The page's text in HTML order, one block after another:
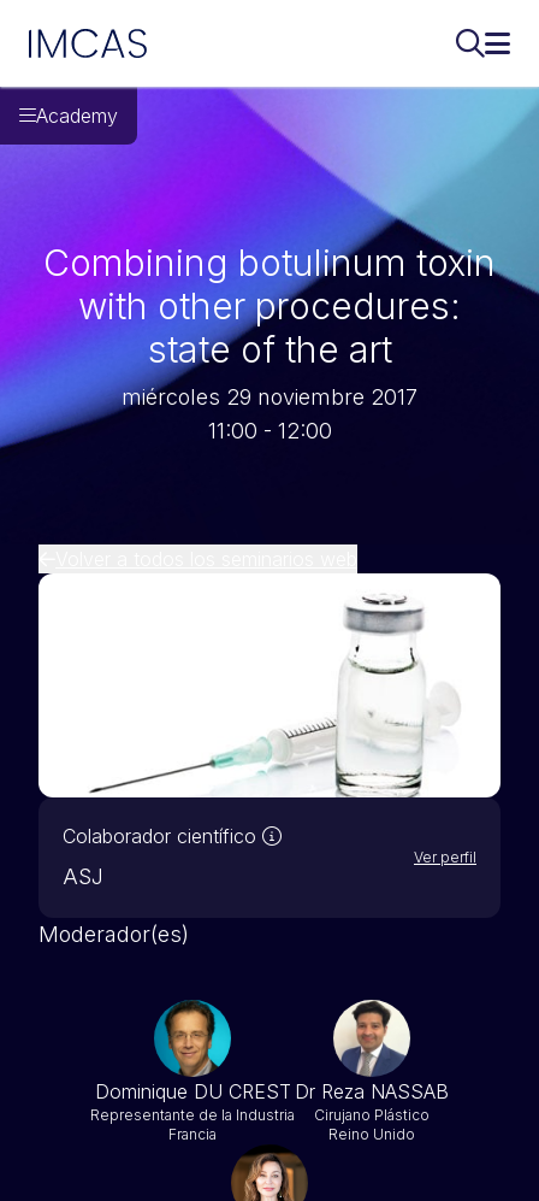
IMCAS
Academy
Combining botulinum toxin
with other procedures:
state of the art
miércoles 29 noviembre 2017
11:00 - 12:00
Colaborador científico Nuestros socios científicos
ASJ
Ver perfil
Moderador(es)
Dominique DU CREST
Representante de la Industria
Francia
Dr Reza NASSAB
Cirujano Plástico
Reino Unido